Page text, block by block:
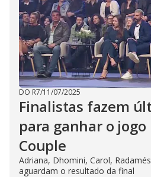
DO R7/11/07/2025
Finalistas fazem
para ganhar o
Couple
Adriana, Dhomini, Carol,
aguardam o resultado da final